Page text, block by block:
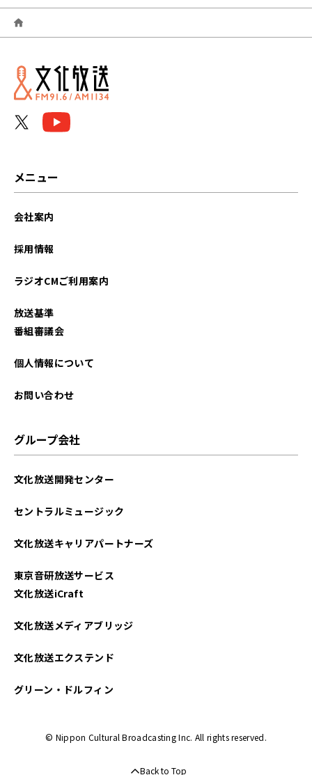
2025年09月
2025年08月
2025年07月
2024年10月
2024年07月
2024年02月
2024年01月
2023年12月
メニュー
会社案内
採用情報
ラジオCMご利用案内
放送基準
番組審議会
個人情報について
お問い合わせ
グループ会社
文化放送開発センター
セントラルミュージック
文化放送キャリアパートナーズ
東京音研放送サービス
文化放送iCraft
文化放送メディアブリッジ
文化放送エクステンド
グリーン・ドルフィン
© Nippon Cultural Broadcasting Inc. All rights reserved.
Back to Top